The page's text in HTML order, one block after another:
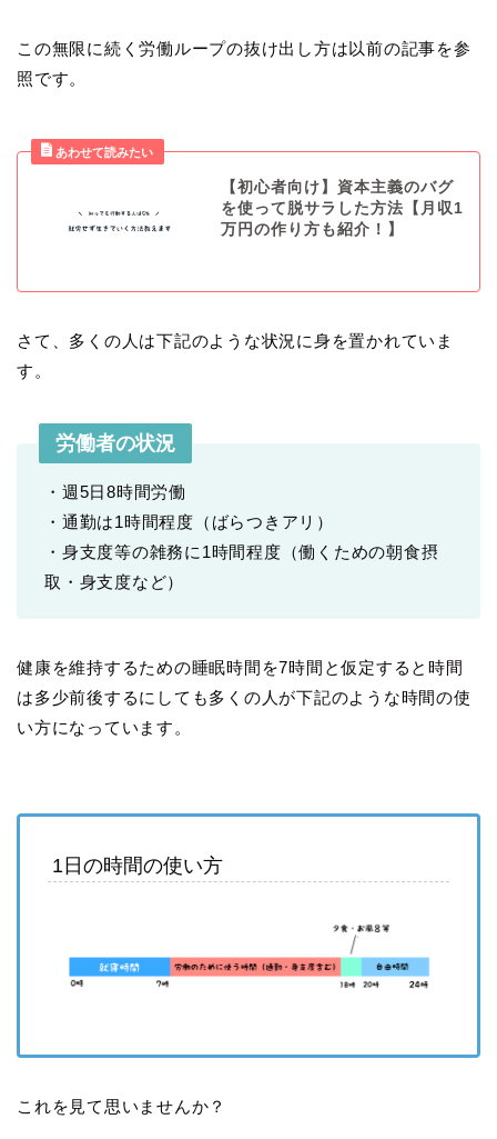
この無限に続く労働ループの抜け出し方は以前の記事を参
照です。
【初心者向け】資本主義のバグ
を使って脱サラした方法【月収1
万円の作り方も紹介！】
さて、多くの人は下記のような状況に身を置かれていま
す。
労働者の状況
・週5日8時間労働
・通勤は1時間程度（ばらつきアリ）
・身支度等の雑務に1時間程度（働くための朝食摂
取・身支度など）
健康を維持するための睡眠時間を7時間と仮定すると時間
は多少前後するにしても多くの人が下記のような時間の使
い方になっています。
1日の時間の使い方
これを見て思いませんか？